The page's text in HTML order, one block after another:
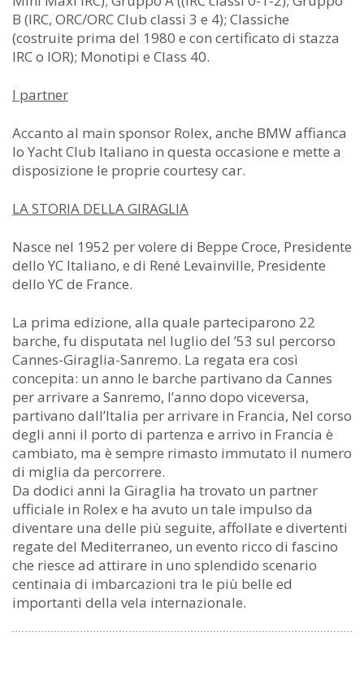
B (IRC, ORC/ORC Club classi 3 e 4); Classiche
(costruite prima del 1980 e con certificato di stazza
IRC o IOR); Monotipi e Class 40.
I partner
Accanto al main sponsor Rolex, anche BMW affianca
lo Yacht Club Italiano in questa occasione e mette a
disposizione le proprie courtesy car.
LA STORIA DELLA GIRAGLIA
Nasce nel 1952 per volere di Beppe Croce, Presidente
dello YC Italiano, e di René Levainville, Presidente
dello YC de France.
La prima edizione, alla quale parteciparono 22
barche, fu disputata nel luglio del ’53 sul percorso
Cannes-Giraglia-Sanremo. La regata era così
concepita: un anno le barche partivano da Cannes
per arrivare a Sanremo, l’anno dopo viceversa,
partivano dall’Italia per arrivare in Francia, Nel corso
degli anni il porto di partenza e arrivo in Francia è
cambiato, ma è sempre rimasto immutato il numero
di miglia da percorrere.
Da dodici anni la Giraglia ha trovato un partner
ufficiale in Rolex e ha avuto un tale impulso da
diventare una delle più seguite, affollate e divertenti
regate del Mediterraneo, un evento ricco di fascino
che riesce ad attirare in uno splendido scenario
centinaia di imbarcazioni tra le più belle ed
importanti della vela internazionale.